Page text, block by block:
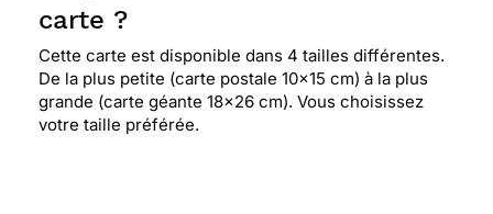
carte ?
Cette carte est disponible dans 4 tailles différentes.
De la plus petite (carte postale 10x15 cm) à la plus
grande (carte géante 18x26 cm). Vous choisissez
votre taille préférée.